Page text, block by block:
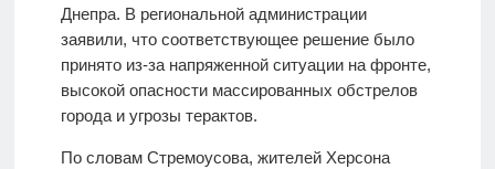
Днепра. В региональной администрации
заявили, что соответствующее решение было
принято из-за напряженной ситуации на фронте,
высокой опасности массированных обстрелов
города и угрозы терактов.
По словам Стремоусова, жителей Херсона